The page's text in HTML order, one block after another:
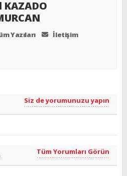
KAZADO
Yazıları İletişim
Siz de yorumunuzu yapın
Tüm Yorumları Görün